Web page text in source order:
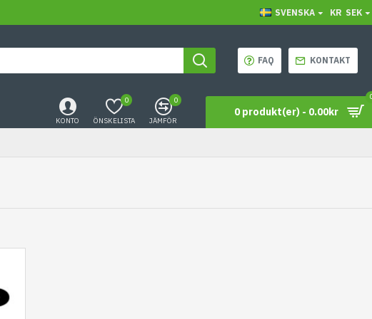
SVENSKA KR SEK
FAQ KONTAKT
KONTO ÖNSKELISTA
0
JÄMFÖR
0
0 produkt(er) - 0.00kr